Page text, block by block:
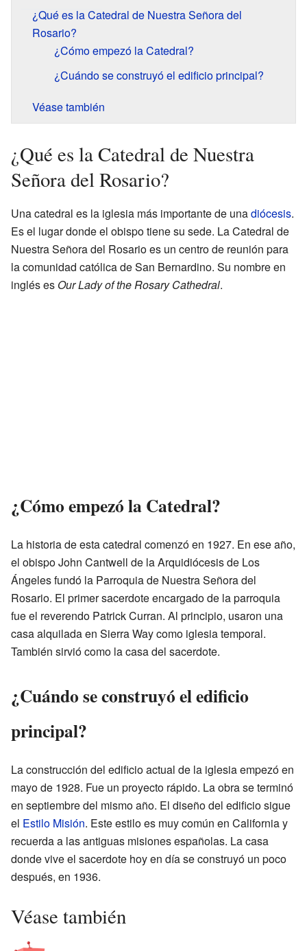
¿Qué es la Catedral de Nuestra Señora del
Rosario?
¿Cómo empezó la Catedral?
¿Cuándo se construyó el edificio principal?
Véase también
¿Qué es la Catedral de Nuestra
Señora del Rosario?
Una catedral es la iglesia más importante de unadiócesis.
Es el lugar donde el obispo tiene su sede. La Catedral de
Nuestra Señora del Rosario es un centro de reunión para
la comunidad católica de San Bernardino. Su nombre en
inglés es Our Lady of the Rosary Cathedral.
¿Cómo empezó la Catedral?
La historia de esta catedral comenzó en 1927. En ese año,
el obispo John Cantwell de la Arquidiócesis de Los
Ángeles fundó la Parroquia de Nuestra Señora del
Rosario. El primer sacerdote encargado de la parroquia
fue el reverendo Patrick Curran. Al principio, usaron una
casa alquilada en Sierra Way como iglesia temporal.
También sirvió como la casa del sacerdote.
¿Cuándo se construyó el edificio
principal?
La construcción del edificio actual de la iglesia empezó en
mayo de 1928. Fue un proyecto rápido. La obra se terminó
en septiembre del mismo año. El diseño del edificio sigue
el Estilo Misión. Este estilo es muy común en California y
recuerda a las antiguas misiones españolas. La casa
donde vive el sacerdote hoy en día se construyó un poco
después, en 1936.
Véase también